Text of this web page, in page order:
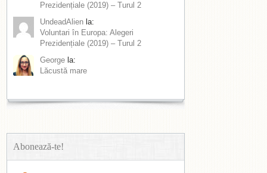
Prezidențiale (2019) – Turul 2
UndeadAlien la:
Voluntari în Europa: Alegeri
Prezidențiale (2019) – Turul 2
George la:
Lăcustă mare
Abonează-te!